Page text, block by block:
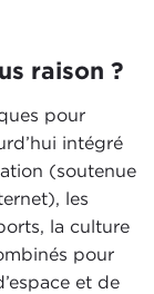
raison ?
pour
intégré
(soutenue
les
la culture
pour
et de